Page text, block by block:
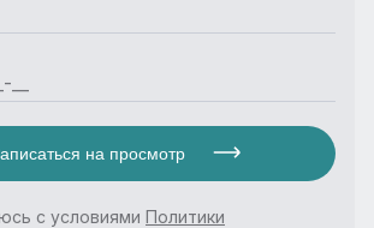
на просмотр
с условиями Политики